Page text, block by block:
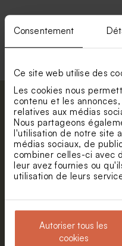
Consentement
Ce site web utilise des
Les cookies nous
contenu et les
relatives aux médias
Nous partageons
l'utilisation de notre site
médias sociaux, de
combiner celles-ci avec
leur avez fournies ou
utilisation de leurs
Autoriser tous les
cookies
Cadre coulissant en bois
pour photos de vacances
Abonnez-vous à
informé. Petite
de réduction.
Prénom
E-mail